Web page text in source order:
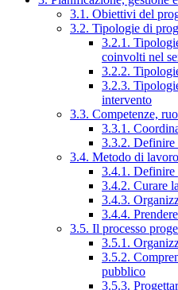
3.1. Obiettivi del
3.2. Tipologie di
3.2.1.
coinvolti nel
3.2.2.
3.2.3.
intervento
3.3. Competenze,
3.3.1.
3.3.2. Definire
3.4. Metodo di lavoro
3.4.1. Definire
3.4.2. Curare
3.4.3.
3.4.4.
3.5. Il processo
3.5.1.
3.5.2.
pubblico
3.5.3.